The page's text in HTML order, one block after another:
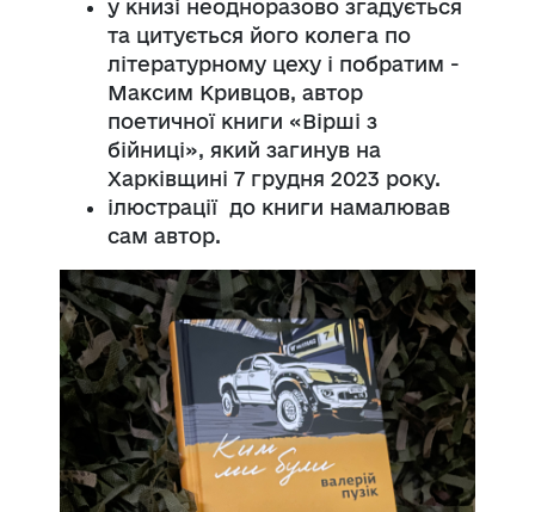
у книзі неодноразово згадується
та цитується його колега по
літературному цеху і побратим -
Максим Кривцов, автор
поетичної книги «Вірші з
бійниці», який загинув на
Харківщині 7 грудня 2023 року.
ілюстрації до книги намалював
сам автор.